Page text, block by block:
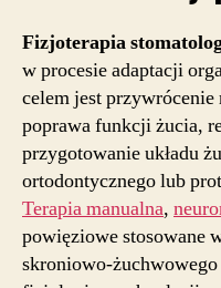
Fizjoterapia
w procesie adaptacji
celem jest
poprawa funkcji żucia,
przygotowanie układu
ortodontycznego lub
Terapia manualna,
powięziowe stosowane
skroniowo-